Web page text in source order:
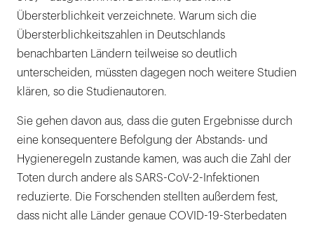
Übersterblichkeit verzeichnete. Warum sich die
Übersterblichkeitszahlen in Deutschlands
benachbarten Ländern teilweise so deutlich
unterscheiden, müssten dagegen noch weitere Studien
klären, so die Studienautoren.
Sie gehen davon aus, dass die guten Ergebnisse durch
eine konsequentere Befolgung der Abstands- und
Hygieneregeln zustande kamen, was auch die Zahl der
Toten durch andere als SARS-CoV-2-Infektionen
reduzierte. Die Forschenden stellten außerdem fest,
dass nicht alle Länder genaue COVID-19-Sterbedaten